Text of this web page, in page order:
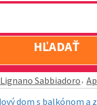
HĽADAŤ
Lignano Sabbiadoro